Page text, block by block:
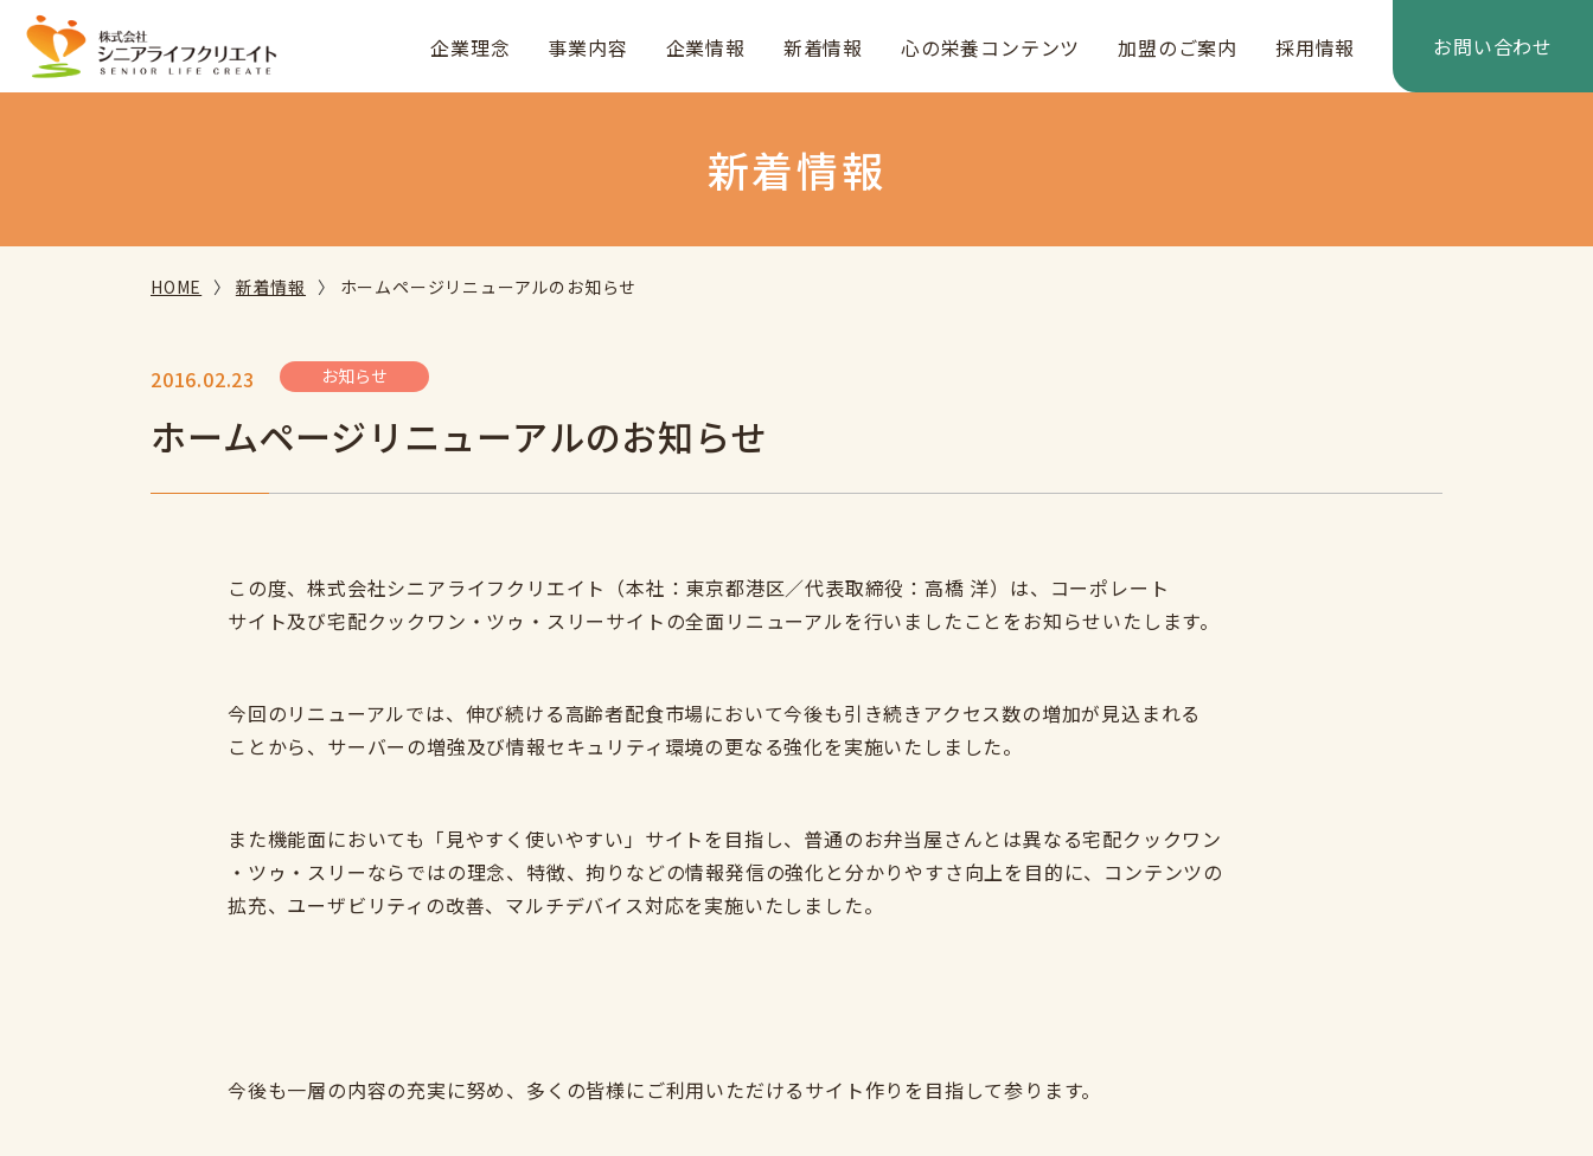
企業理念 事業内容 企業情報 新着情報 心の栄養コンテンツ 加盟のご案内 採用情報 お問い合わせ
新着情報
HOME 新着情報 ホームページリニューアルのお知らせ
2016.02.23 お知らせ
ホームページリニューアルのお知らせ
この度、株式会社シニアライフクリエイト（本社：東京都港区／代表取締役：高橋 洋）は、コーポレート
サイト及び宅配クックワン・ツゥ・スリーサイトの全面リニューアルを行いましたことをお知らせいたします。
今回のリニューアルでは、伸び続ける高齢者配食市場において今後も引き続きアクセス数の増加が見込まれる
ことから、サーバーの増強及び情報セキュリティ環境の更なる強化を実施いたしました。
また機能面においても「見やすく使いやすい」サイトを目指し、普通のお弁当屋さんとは異なる宅配クックワン
・ツゥ・スリーならではの理念、特徴、拘りなどの情報発信の強化と分かりやすさ向上を目的に、コンテンツの
拡充、ユーザビリティの改善、マルチデバイス対応を実施いたしました。
今後も一層の内容の充実に努め、多くの皆様にご利用いただけるサイト作りを目指して参ります。